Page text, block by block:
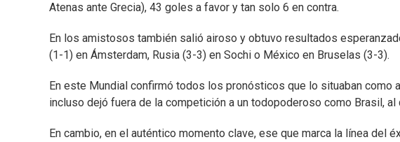
Atenas ante Grecia), 43 goles a favor y tan solo 6 en contra.
En los amistosos también salió airoso y obtuvo resultados
(1-1) en Ámsterdam, Rusia (3-3) en Sochi o México en Bruselas (3-3).
En este Mundial confirmó todos los pronósticos que lo situaban como
incluso dejó fuera de la competición a un todopoderoso como Brasil, al
En cambio, en el auténtico momento clave, ese que marca la línea del